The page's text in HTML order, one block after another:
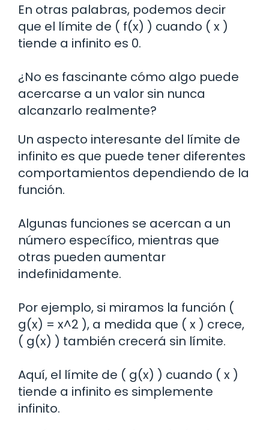
En otras palabras, podemos decir
que el límite de ( f(x) ) cuando ( x )
tiende a infinito es 0.
¿No es fascinante cómo algo puede
acercarse a un valor sin nunca
alcanzarlo realmente?
Un aspecto interesante del límite de
infinito es que puede tener diferentes
comportamientos dependiendo de la
función.
Algunas funciones se acercan a un
número específico, mientras que
otras pueden aumentar
indefinidamente.
Por ejemplo, si miramos la función (
g(x) = x^2 ), a medida que ( x ) crece,
( g(x) ) también crecerá sin límite.
Aquí, el límite de ( g(x) ) cuando ( x )
tiende a infinito es simplemente
infinito.